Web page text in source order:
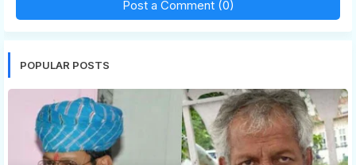
Post a Comment (0)
POPULAR POSTS